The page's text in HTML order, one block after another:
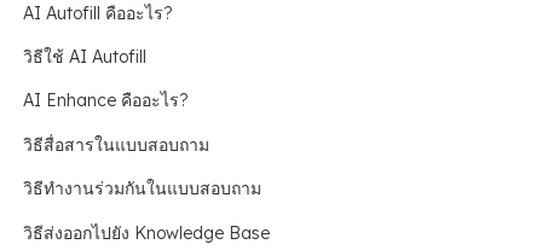
AI Autofill คืออะไร?
วิธีใช้ AI Autofill
AI Enhance คืออะไร?
วิธีสื่อสารในแบบสอบถาม
วิธีทำงานร่วมกันในแบบสอบถาม
วิธีส่งออกไปยัง Knowledge Base